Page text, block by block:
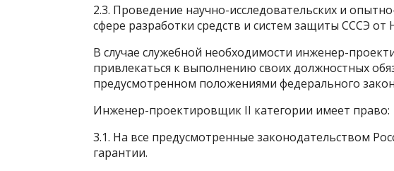
2.3. Проведение научно-исследовательских и
сфере разработки средств и систем защиты СССЭ от
В случае служебной необходимости инженер-
привлекаться к выполнению своих должностных
предусмотренном положениями федерального
Инженер-проектировщик II категории имеет право:
3.1. На все предусмотренные законодательством
гарантии.